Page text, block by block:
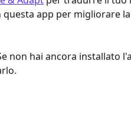
app per migliorare
non hai ancora installato